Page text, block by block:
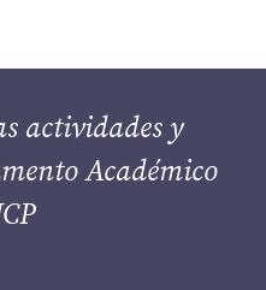
actividades y
Académico